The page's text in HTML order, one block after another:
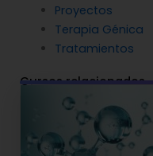
Proyectos
Terapia Génica
Tratamientos
Cursos relacionados